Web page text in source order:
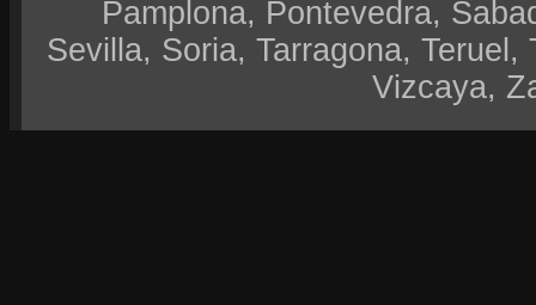
Pamplona, Pontevedra,
Sevilla, Soria, Tarragona,
Vizcaya,